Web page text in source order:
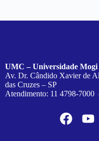
UMC – Universidade Mogi
Av. Dr. Cândido Xavier de
das Cruzes – SP
Atendimento: 11 4798-7000